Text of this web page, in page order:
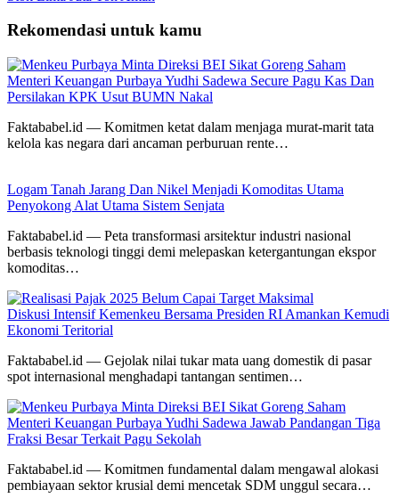
Rekomendasi untuk kamu
Menteri Keuangan Purbaya Yudhi Sadewa Secure Pagu Kas Dan
Persilakan KPK Usut BUMN Nakal
Faktababel.id — Komitmen ketat dalam menjaga murat-marit tata
kelola kas negara dari ancaman perburuan rente…
Logam Tanah Jarang Dan Nikel Menjadi Komoditas Utama
Penyokong Alat Utama Sistem Senjata
Faktababel.id — Peta transformasi arsitektur industri nasional
berbasis teknologi tinggi demi melepaskan ketergantungan ekspor
komoditas…
Diskusi Intensif Kemenkeu Bersama Presiden RI Amankan Kemudi
Ekonomi Teritorial
Faktababel.id — Gejolak nilai tukar mata uang domestik di pasar
spot internasional menghadapi tantangan sentimen…
Menteri Keuangan Purbaya Yudhi Sadewa Jawab Pandangan Tiga
Fraksi Besar Terkait Pagu Sekolah
Faktababel.id — Komitmen fundamental dalam mengawal alokasi
pembiayaan sektor krusial demi mencetak SDM unggul secara…